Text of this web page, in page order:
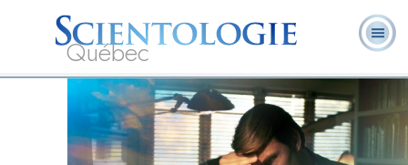
Québec
L. Ron Hubbard
Qu’est-ce que la
Scientologie ?
Ministres
volontaires
questions